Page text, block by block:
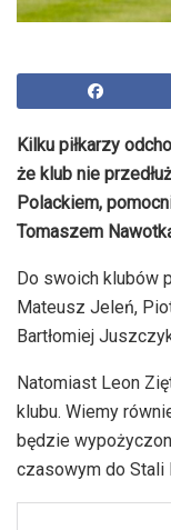
Kilku piłkarzy
że klub nie
Polackiem,
Tomaszem
Do swoich klubów
Mateusz Jeleń,
Bartłomiej
Natomiast Leon
klubu. Wiemy
będzie
czasowym do Stali